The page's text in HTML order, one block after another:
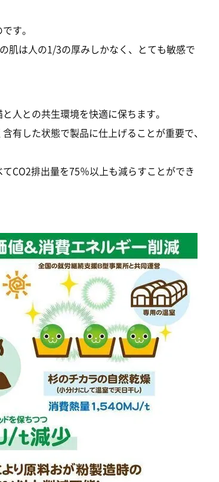
す。
肌は人の1/3の厚みしかなく、とても敏感で
人との共生環境を快適に保ちます。
有した状態で製品に仕上げることが重要で、
CO2排出量を75％以上も減らすことができ